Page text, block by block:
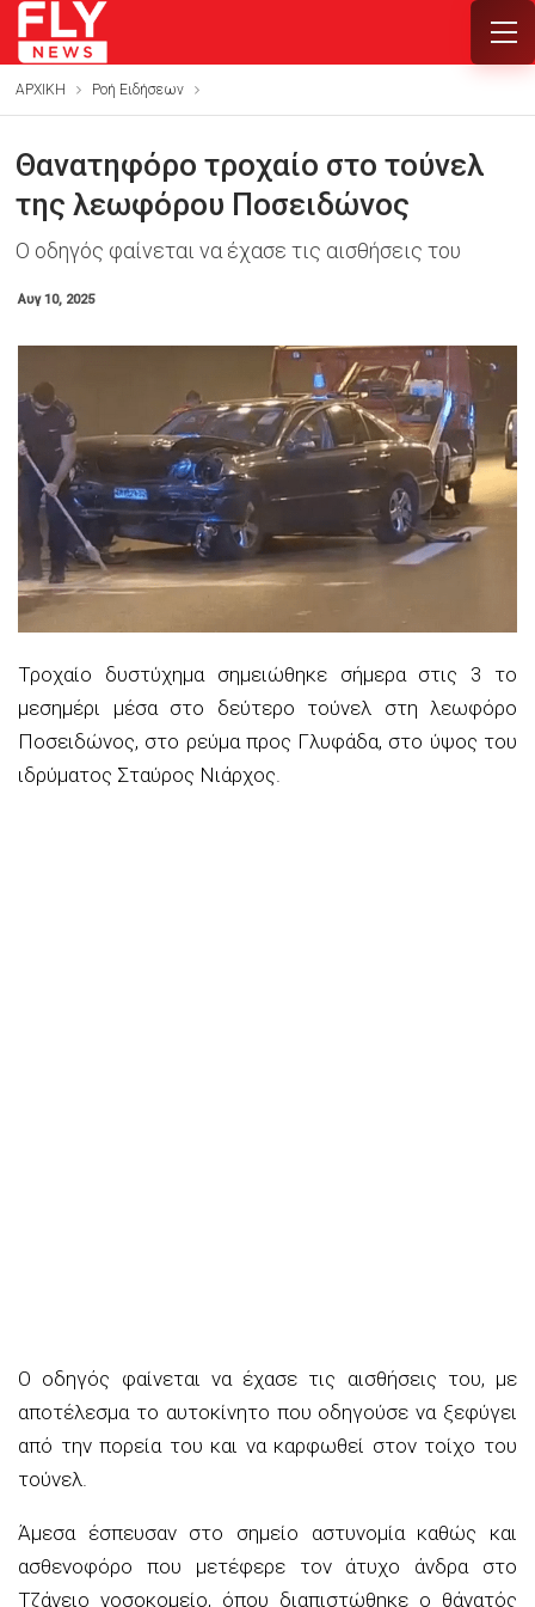
ΑΡΧΙΚΗ Ροή Ειδήσεων
Θανατηφόρο τροχαίο στο τούνελ
της λεωφόρου Ποσειδώνος
Ο οδηγός φαίνεται να έχασε τις αισθήσεις του
Αυγ 10, 2025
Τροχαίο δυστύχημα σημειώθηκε σήμερα στις 3 το
μεσημέρι μέσα στο δεύτερο τούνελ στη λεωφόρο
Ποσειδώνος, στο ρεύμα προς Γλυφάδα, στο ύψος του
ιδρύματος Σταύρος Νιάρχος.
Ο οδηγός φαίνεται να έχασε τις αισθήσεις του, με
αποτέλεσμα το αυτοκίνητο που οδηγούσε να ξεφύγει
από την πορεία του και να καρφωθεί στον τοίχο του
τούνελ.
Άμεσα έσπευσαν στο σημείο αστυνομία καθώς και
ασθενοφόρο που μετέφερε τον άτυχο άνδρα στο
Τζάνειο νοσοκομείο, όπου διαπιστώθηκε ο θάνατός